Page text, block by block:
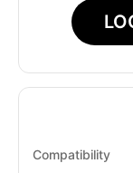
Compatibility